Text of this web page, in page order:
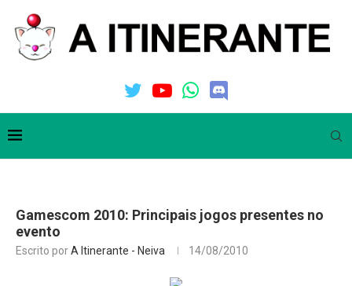
Gamescom 2010: Principais jogos presentes no
evento
Escrito porA Itinerante - Neiva 14/08/2010